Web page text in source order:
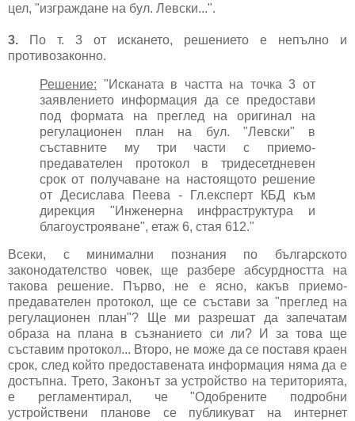
цел, "изграждане на бул. Левски...".
3. По т. 3 от искането, решението е непълно и
противозаконно.
Решение: "Исканата в частта на точка 3 от
заявлението информация да се предостави
под формата на преглед на оригинал на
регулационен план на бул. "Левски" в
съставните му три части с приемо-
предавателен протокол в тридесетдневен
срок от получаване на настоящото решение
от Десислава Пеева - Гл.експерт КБД към
дирекция "Инженерна инфраструктура и
благоустрояване", етаж 6, стая 612."
Всеки, с минимални познания по българското
законодателство човек, ще разбере абсурдността на
такова решение. Първо, не е ясно, какъв приемо-
предавателен протокол, ще се състави за "преглед на
регулационен план"? Ще ми разрешат да запечатам
образа на плана в съзнанието си ли? И за това ще
съставим протокол... Второ, не може да се поставя краен
срок, след който предоставената информация няма да е
достъпна. Трето, Законът за устройство на територията,
е регламентирал, че "Одобрените подробни
устройствени планове се публикуват на интернет